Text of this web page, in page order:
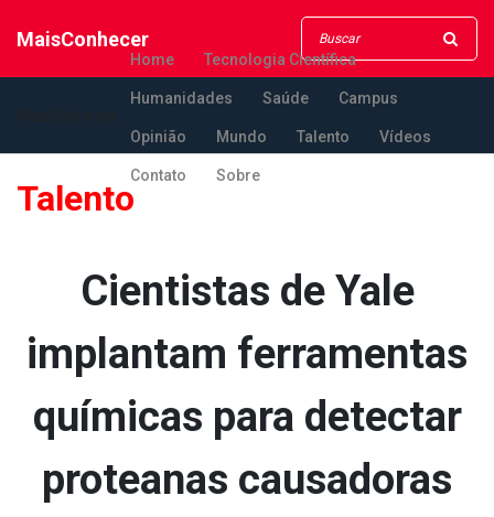
MaisConhecer
Home Tecnologia Científica
Humanidades Saúde Campus
Opinião Mundo Talento Vídeos
Contato Sobre
Talento
Cientistas de Yale
implantam ferramentas
químicas para detectar
protea­nas causadoras